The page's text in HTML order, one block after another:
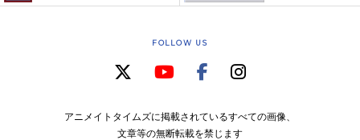
FOLLOW US
アニメイトタイムズに掲載されているすべての画像、
文章等の無断転載を禁じます